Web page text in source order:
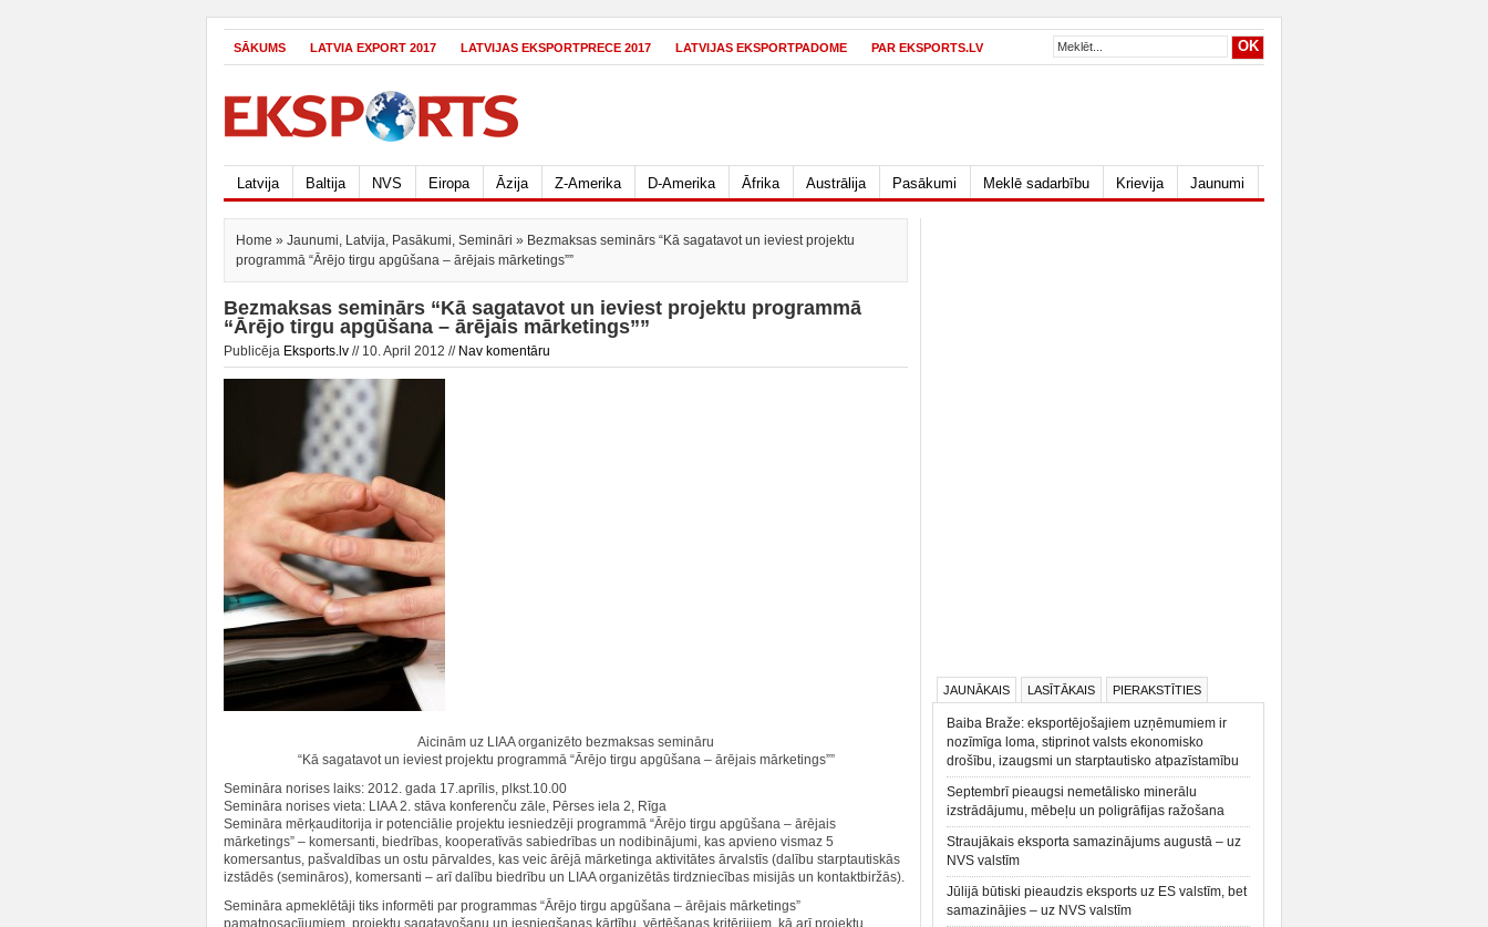
SĀKUMS LATVIA EXPORT 2017 LATVIJAS EKSPORTPRECE 2017 LATVIJAS EKSPORTPADOME PAR EKSPORTS.LV
Latvija Baltija NVS Eiropa Āzija Z-Amerika D-Amerika Āfrika Austrālija Pasākumi Meklē sadarbību Krievija Jaunumi
Home » Jaunumi, Latvija, Pasākumi, Semināri » Bezmaksas seminārs “Kā sagatavot un ieviest projektu
programmā “Ārējo tirgu apgūšana – ārējais mārketings””
Bezmaksas seminārs “Kā sagatavot un ieviest projektu programmā
“Ārējo tirgu apgūšana – ārējais mārketings””
Publicēja Eksports.lv // 10. April 2012 // Nav komentāru
Aicinām uz LIAA organizēto bezmaksas semināru
“Kā sagatavot un ieviest projektu programmā “Ārējo tirgu apgūšana – ārējais mārketings””
Semināra norises laiks: 2012. gada 17.aprīlis, plkst.10.00
Semināra norises vieta: LIAA 2. stāva konferenču zāle, Pērses iela 2, Rīga
Semināra mērķauditorija ir potenciālie projektu iesniedzēji programmā “Ārējo tirgu apgūšana – ārējais
mārketings” – komersanti, biedrības, kooperatīvās sabiedrības un nodibinājumi, kas apvieno vismaz 5
komersantus, pašvaldības un ostu pārvaldes, kas veic ārējā mārketinga aktivitātes ārvalstīs (dalību starptautiskās
izstādēs (semināros), komersanti – arī dalību biedrību un LIAA organizētās tirdzniecības misijās un kontaktbiržās).
Semināra apmeklētāji tiks informēti par programmas “Ārējo tirgu apgūšana – ārējais mārketings”
pamatnosacījumiem, projektu sagatavošanu un iesniegšanas kārtību, vērtēšanas kritērijiem, kā arī projektu
JAUNĀKAIS LASĪTĀKAIS PIERAKSTĪTIES
Baiba Braže: eksportējošajiem uzņēmumiem ir
nozīmīga loma, stiprinot valsts ekonomisko
drošību, izaugsmi un starptautisko atpazīstamību
Septembrī pieaugsi nemetālisko minerālu
izstrādājumu, mēbeļu un poligrāfijas ražošana
Straujākais eksporta samazinājums augustā – uz
NVS valstīm
Jūlijā būtiski pieaudzis eksports uz ES valstīm, bet
samazinājies – uz NVS valstīm